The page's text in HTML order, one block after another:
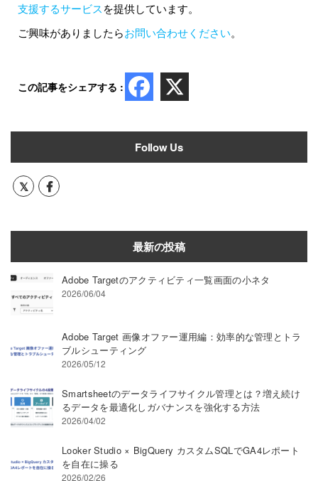
支援するサービス を提供しています。
ご興味がありましたらお問い合わせください。
この記事をシェアする :
Follow Us
最新の投稿
Adobe Targetのアクティビティ一覧画面の小ネタ
2026/06/04
Adobe Target 画像オファー運用編：効率的な管理とトラ
ブルシューティング
2026/05/12
Smartsheetのデータライフサイクル管理とは？増え続け
るデータを最適化しガバナンスを強化する方法
2026/04/02
Looker Studio × BigQuery カスタムSQLでGA4レポート
を自在に操る
2026/02/26